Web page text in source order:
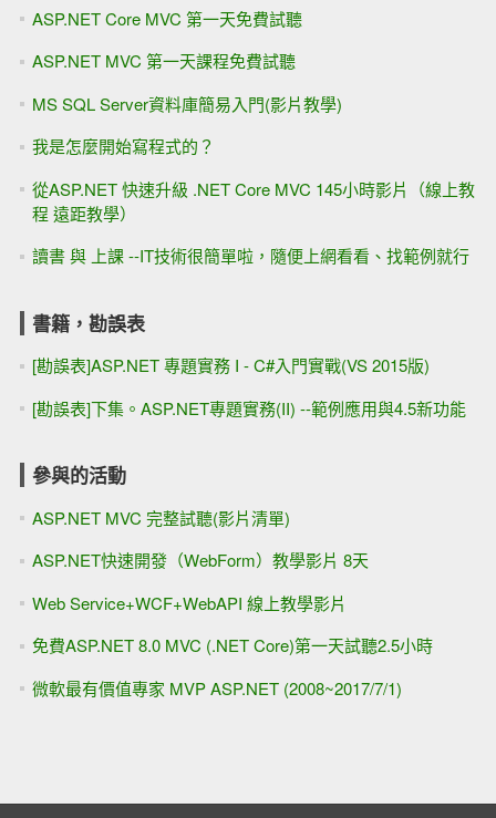
ASP.NET Core MVC 第一天免費試聽
ASP.NET MVC 第一天課程免費試聽
MS SQL Server資料庫簡易入門(影片教學)
我是怎麼開始寫程式的？
從ASP.NET 快速升級 .NET Core MVC 145小時影片（線上教
程 遠距教學）
讀書 與 上課 --IT技術很簡單啦，隨便上網看看、找範例就行
書籍，勘誤表
[勘誤表]ASP.NET 專題實務 I - C#入門實戰(VS 2015版)
[勘誤表]下集。ASP.NET專題實務(II) --範例應用與4.5新功能
參與的活動
ASP.NET MVC 完整試聽(影片清單)
ASP.NET快速開發（WebForm）教學影片 8天
Web Service+WCF+WebAPI 線上教學影片
免費ASP.NET 8.0 MVC (.NET Core)第一天試聽2.5小時
微軟最有價值專家 MVP ASP.NET (2008~2017/7/1)